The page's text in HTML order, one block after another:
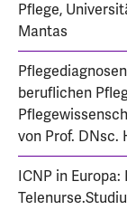
Pflege,
Mantas
beruflichen
von Prof. DNsc.
ICNP in